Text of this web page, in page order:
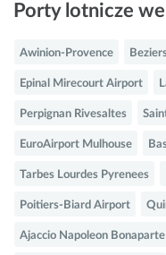
Porty lotnicze
Awinion-Provence
Epinal Mirecourt Airport
Perpignan Rivesaltes
EuroAirport Mulhouse
Tarbes Lourdes Pyrenees
Poitiers-Biard Airport
Ajaccio Napoleon Bonaparte